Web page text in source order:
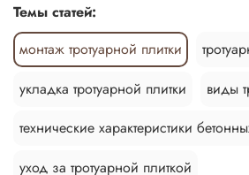
Темы статей:
монтаж тротуарной плитки
укладка тротуарной плитки
виды
технические характеристики
уход за тротуарной плиткой